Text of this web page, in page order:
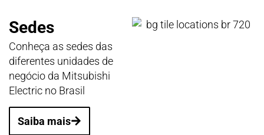
Sedes
Conheça as sedes das
diferentes unidades de
negócio da Mitsubishi
Electric no Brasil
Saiba mais